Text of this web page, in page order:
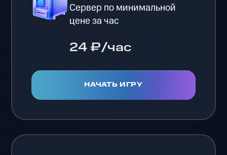
Сервер по минимальной
цене за час
24 ₽/час
НАЧАТЬ ИГРУ